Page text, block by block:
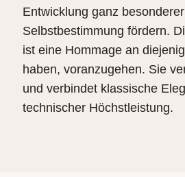
Entwicklung ganz
Selbstbestimmung fördern.
ist eine Hommage an
haben, voranzugehen. Sie
und verbindet klassische
technischer Höchstleistung.